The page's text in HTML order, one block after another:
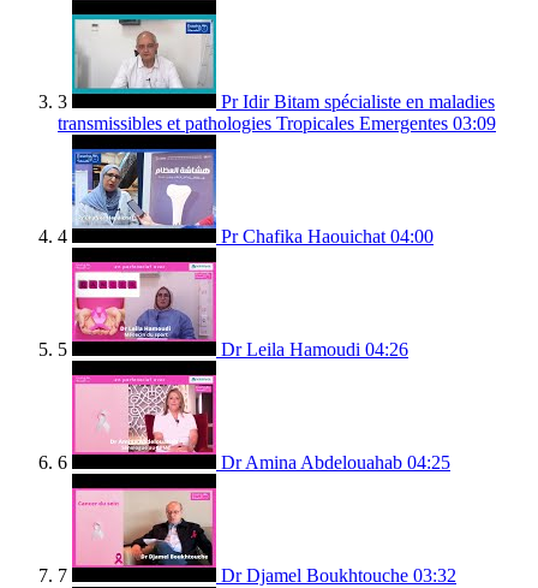
3
Pr Idir Bitam spécialiste en maladies
transmissibles et pathologies Tropicales Emergentes 03:09
4 Pr Chafika Haouichat 04:00
5 Dr Leila Hamoudi 04:26
6 Dr Amina Abdelouahab 04:25
7 Dr Djamel Boukhtouche 03:32